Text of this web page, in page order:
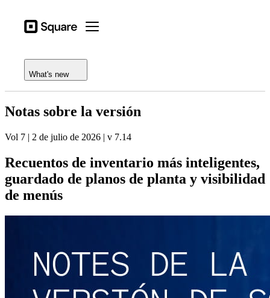
Square Open menu
Tipos de actividad
Dispositivos
Precios
Recursos
Iniciar sesión
Centro de ayuda
Proceso de pago
Tipos de actividad
Hostelería
Estética y cuidado personal
What's new
Notas de la versión
Notas sobre la versión
Vol 7 | 2 de julio de 2026 | v 7.14
Recuentos de inventario más inteligentes,
guardado de planos de planta y visibilidad
de menús